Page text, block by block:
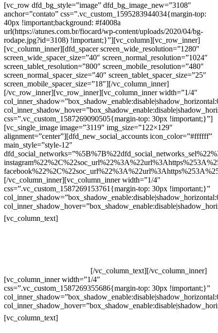
[vc_row dfd_bg_style=”image” dfd_bg_image_new=”3108″
anchor=”contato” css=”.vc_custom_1595283944034{margin-top:
40px !important;background: #f4008a
url(https://atunes.com.br/fiocard/wp-content/uploads/2020/04/bg-
rodape.jpg?id=3108) !important;}”][vc_column][vc_row_inner]
[vc_column_inner][dfd_spacer screen_wide_resolution=”1280″
screen_wide_spacer_size=”40″ screen_normal_resolution=”1024″
screen_tablet_resolution=”800″ screen_mobile_resolution=”480″
screen_normal_spacer_size=”40″ screen_tablet_spacer_size=”25″
screen_mobile_spacer_size=”18″][/vc_column_inner]
[/vc_row_inner][vc_row_inner][vc_column_inner width=”1/4″
css=”.vc_custom_1587269090505{margin-top: 30px !important;}”]
[vc_single_image image=”3119″ img_size=”122×129″
alignment=”center”][dfd_new_social_accounts icon_color=”#ffffff”
main_style=”style-12″
[/vc_column_inner][vc_column_inner width=”1/4″
css=”.vc_custom_1587269153761{margin-top: 30px !important;}”
[vc_column_text]
[/vc_column_text][/vc_column_inner]
[vc_column_inner width=”1/4″
css=”.vc_custom_1587269355686{margin-top: 30px !important;}”
[vc_column_text]